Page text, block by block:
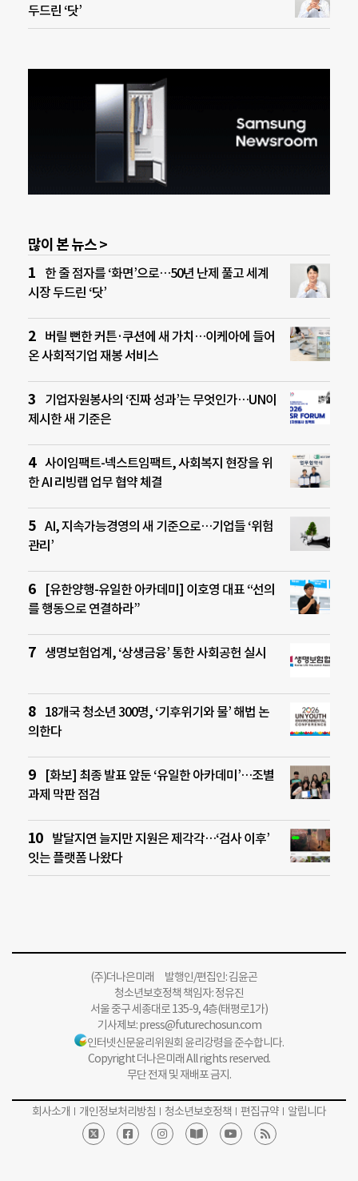
두드린 ‘닷’
많이 본 뉴스 >
한 줄 점자를 ‘화면’으로…50년 난제 풀고 세계
시장 두드린 ‘닷’
버릴 뻔한 커튼·쿠션에 새 가치…이케아에 들어
온 사회적기업 재봉 서비스
기업자원봉사의 ‘진짜 성과’는 무엇인가…UN이
제시한 새 기준은
사이임팩트-넥스트임팩트, 사회복지 현장을 위
한 AI 리빙랩 업무 협약 체결
AI, 지속가능경영의 새 기준으로…기업들 ‘위험
관리’
[유한양행-유일한 아카데미] 이호영 대표 “선의
를 행동으로 연결하라”
생명보험업계, ‘상생금융’ 통한 사회공헌 실시
18개국 청소년 300명, ‘기후위기와 물’ 해법 논
의한다
[화보] 최종 발표 앞둔 ‘유일한 아카데미’…조별
과제 막판 점검
발달지연 늘지만 지원은 제각각…‘검사 이후’
잇는 플랫폼 나왔다
(주)더나은미래 발행인/편집인: 김윤곤
청소년보호정책 책임자: 정유진
서울 중구 세종대로 135-9, 4층(태평로1가)
기사제보:press@futurechosun.com
인터넷신문윤리위원회 윤리강령을 준수합니다.
Copyright 더나은미래 All rights reserved.
무단 전재 및 재배포 금지.
회사소개 개인정보처리방침 청소년보호정책 편집규약 알립니다